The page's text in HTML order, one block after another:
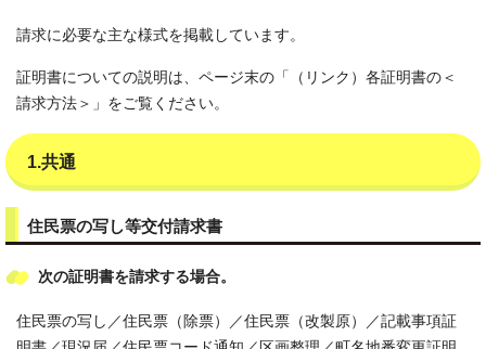
請求に必要な主な様式を掲載しています。
証明書についての説明は、ページ末の「（リンク）各証明書の＜
請求方法＞」をご覧ください。
1.共通
住民票の写し等交付請求書
次の証明書を請求する場合。
住民票の写し／住民票（除票）／住民票（改製原）／記載事項証